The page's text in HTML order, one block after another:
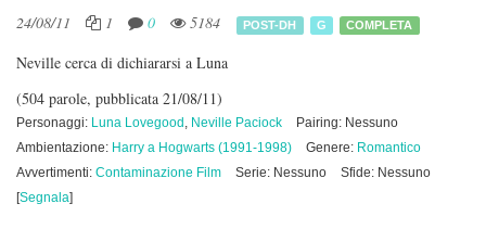
24/08/11 1 0 5184 POST-DH G COMPLETA
Neville cerca di dichiararsi a Luna
(504 parole, pubblicata 21/08/11)
Personaggi: Luna Lovegood , Neville Paciock
Pairing: Nessuno
Ambientazione: Harry a Hogwarts (1991-1998) Genere: Romantico
Avvertimenti: Contaminazione Film Serie: Nessuno
Sfide: Nessuno
[Segnala]